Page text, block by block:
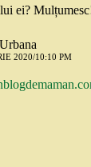
ei?
2020/10:10 PM